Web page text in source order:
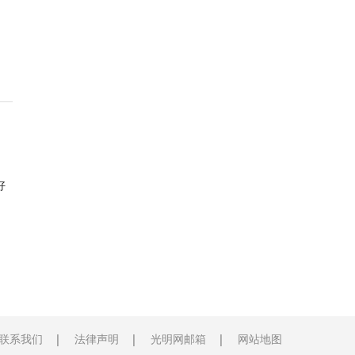
系我们 法律声明 光明网邮箱 网站地图